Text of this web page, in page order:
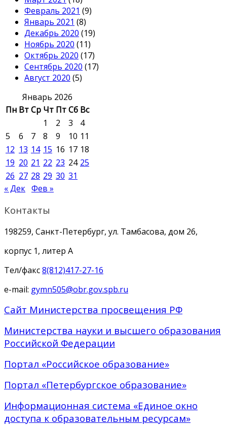
Февраль 2021 (9)
Январь 2021 (8)
Декабрь 2020 (19)
Ноябрь 2020 (11)
Октябрь 2020 (17)
Сентябрь 2020 (17)
Август 2020 (5)
Январь 2026
Пн ВтСр Чт ПтСб Вс
1
2 3
4
5
6 7 8 9 10 11
12 13 14 15 16 17 18
19 20 21 22 23 24 25
26 27 28 29 30 31
« Дек Фев »
Контакты
198259, Санкт-Петербург, ул. Тамбасова, дом 26,
корпус 1, литер А
Тел/факс8(812)417-27-16
e-mail: gymn505@obr.gov.spb.ru
Сайт Министерства просвещения РФ
Министерства науки и высшего образования
Российской Федерации
Портал «Российское образование»
Портал «Петербургское образование»
Информационная система «Единое окно
доступа к образовательным ресурсам»